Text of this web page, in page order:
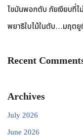
ไขมันพอกตับ ภัยเงียบที่
พยาธิใบไม้ในตับ…มฤตยู
Recent
Archives
July 2026
June 2026